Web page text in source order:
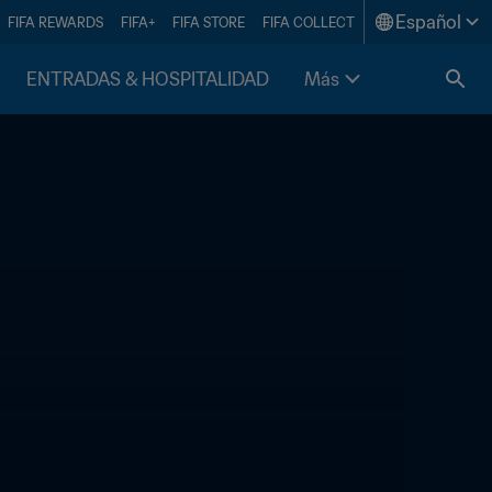
FIFA REWARDS FIFA+ FIFA STORE FIFA COLLECT Español
ENTRADAS & HOSPITALIDAD Más